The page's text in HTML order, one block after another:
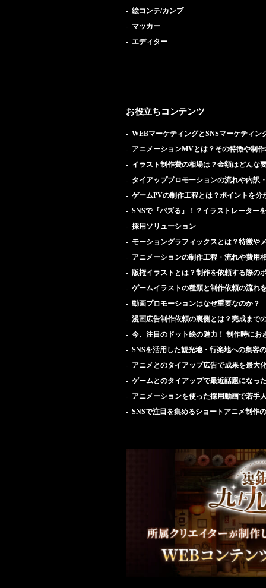
絵コンテ/カンプ
マッカー
エディター
お役立ちコンテンツ
WEBマーケティングとSNSマーケティン
アニメーションMVとは？その特徴や制
イラスト制作費の相場は？金額はどんな
タイアッププロモーションの流れや内訳
ゲームPVの制作工程とは？ポイントを分
SNSで『バズる』！？イラストレーター
採用ソリューション
モーショングラフィックスとは？特徴や
アニメーションの制作工程・流れや費用
版権イラストとは？制作を依頼する際の
ゲームイラストの種類と制作依頼の流れ
動画プロモーションはなぜ重要なのか？
漫画広告制作依頼の裏側とは？完成まで
今、注目のドット絵の魅力！ 制作時にお
SNSを活用した観光地・行楽地への集客
アニメとのタイアップ広告で成果を最大
ゲームとのタイアップで最近話題になっ
アニメーションを使った採用動画で若手
SNSで注目を集めるショートアニメ制作